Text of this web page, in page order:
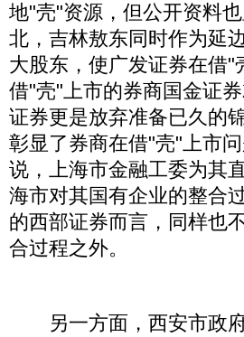
地"壳"资源，但公开资料
北，吉林敖东同时作为延
大股东，使广发证券在借
借"壳"上市的券商国金证
证券更是放弃准备已久的
彰显了券商在借"壳"上市
说，上海市金融工委为其
海市对其国有企业的整合
的西部证券而言，同样也
合过程之外。
另一方面，西安市政府